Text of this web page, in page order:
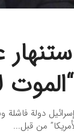
دولة فاشلة
من قبل...